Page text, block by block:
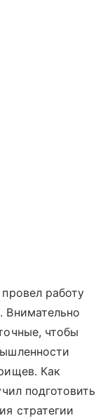
работу
Внимательно
чтобы
Как
подготовить
стратегии